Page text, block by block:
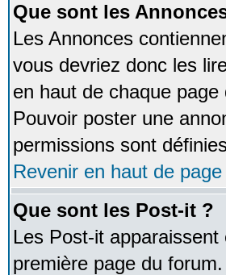
Que sont les
Les Annonces
vous devriez donc les
en haut de chaque
Pouvoir poster une
permissions sont
Revenir en haut de page
Que sont les Post-it ?
Les Post-it
première page du